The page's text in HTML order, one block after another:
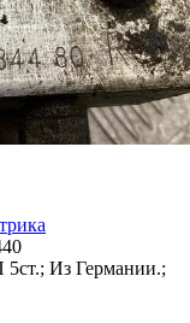
Из Германии.;